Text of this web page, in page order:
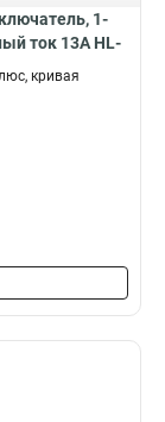
1-
ток 13А HL-
кривая